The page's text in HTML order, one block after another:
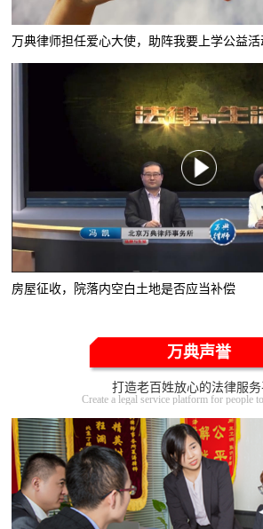
万典律师担任爱心大使，助阵我要上学公益活
房屋征收，院落内空白土地是否应当补偿
万典声誉
打造老百姓放心的法律服务
Create a legal service platform for people